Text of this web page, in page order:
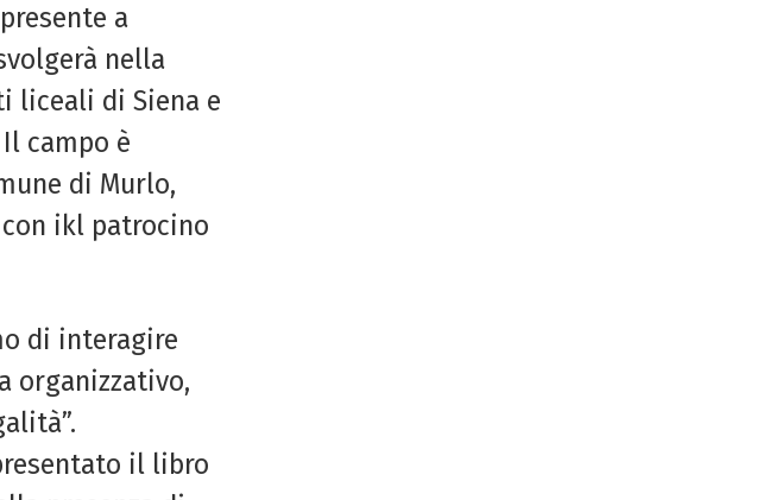
a
nella
liceali di Siena e
campo è
di Murlo,
con ikl patrocino
di interagire
organizzativo,
il libro